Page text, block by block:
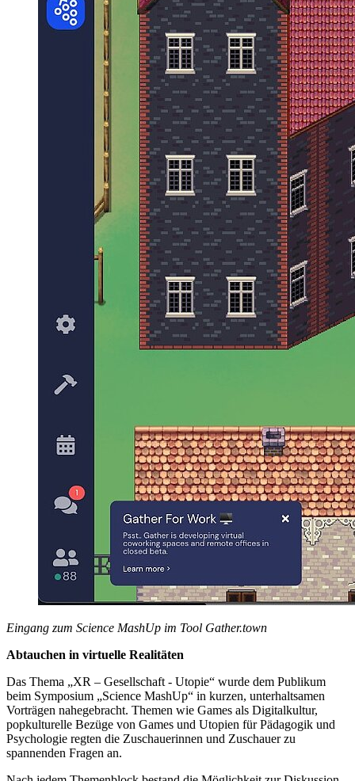
Eingang zum Science MashUp im Tool Gather.town
Abtauchen in virtuelle Realitäten
Das Thema „XR – Gesellschaft - Utopie“ wurde dem Publikum
beim Symposium „Science MashUp“ in kurzen, unterhaltsamen
Vorträgen nahegebracht. Themen wie Games als Digitalkultur,
popkulturelle Bezüge von Games und Utopien für Pädagogik und
Psychologie regten die Zuschauerinnen und Zuschauer zu
spannenden Fragen an.